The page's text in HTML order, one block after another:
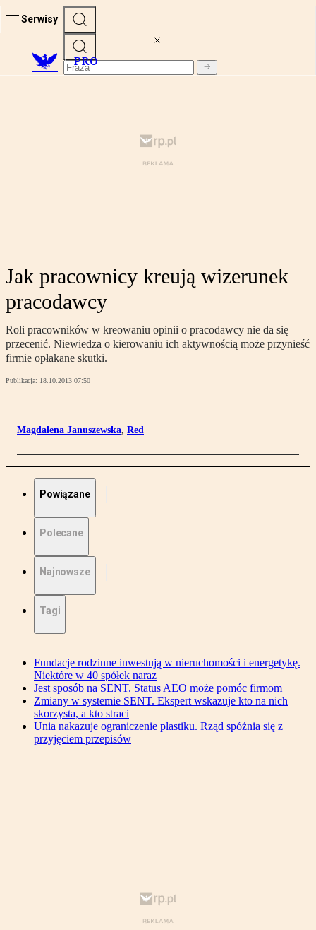
Serwisy
PRO
Jak pracownicy kreują wizerunek
pracodawcy
Roli pracowników w kreowaniu opinii o pracodawcy nie da się
przecenić. Niewiedza o kierowaniu ich aktywnością może przynieść
firmie opłakane skutki.
Publikacja: 18.10.2013 07:50
Magdalena Januszewska, Red
Powiązane
Polecane
Najnowsze
Tagi
Fundacje rodzinne inwestują w nieruchomości i energetykę.
Niektóre w 40 spółek naraz
Jest sposób na SENT. Status AEO może pomóc firmom
Zmiany w systemie SENT. Ekspert wskazuje kto na nich
skorzysta, a kto straci
Unia nakazuje ograniczenie plastiku. Rząd spóźnia się z
przyjęciem przepisów